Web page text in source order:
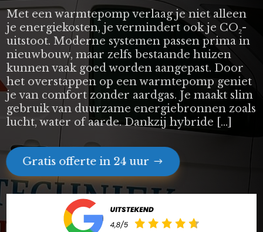
Met een warmtepomp verlaag je niet alleen
je energiekosten, je vermindert ook je CO₂-
uitstoot. Moderne systemen passen prima in
nieuwbouw, maar zelfs bestaande huizen
kunnen vaak goed worden aangepast. Door
het overstappen op een warmtepomp geniet
je van comfort zonder aardgas. Je maakt slim
gebruik van duurzame energiebronnen zoals
lucht, water of aarde. Dankzij hybride […]
Gratis offerte in 24 uur